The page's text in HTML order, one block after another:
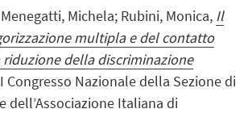
Michela; Rubini, Monica, Il
multipla e del contatto
della discriminazione
Congresso Nazionale della Sezione di
dell’Associazione Italiana di